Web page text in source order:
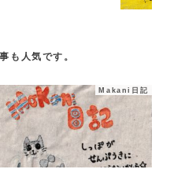
も人気です。
Makani日記